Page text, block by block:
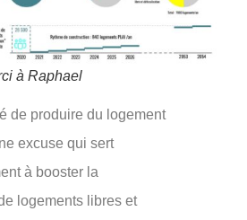
à Raphael
de produire du logement
excuse qui sert
à booster la
logements libres et